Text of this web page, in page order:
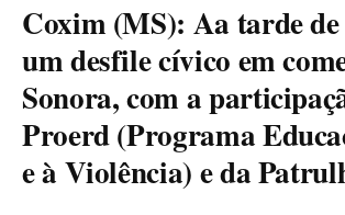
Coxim (MS): Aa tarde
um desfile cívico em
Sonora, com a
Proerd (Programa
e à Violência) e da